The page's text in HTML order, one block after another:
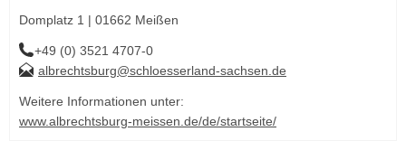
Domplatz 1 | 01662 Meißen
+49 (0) 3521 4707-0
albrechtsburg@schloesserland-sachsen.de
Weitere Informationen unter:
www.albrechtsburg-meissen.de/de/startseite/